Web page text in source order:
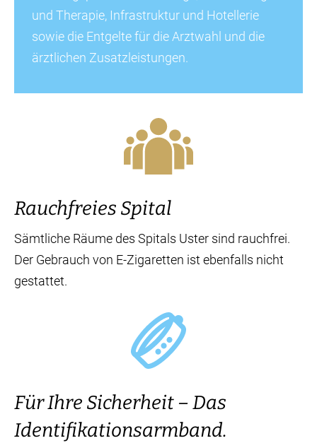
und Therapie, Infrastruktur und Hotellerie
sowie die Entgelte für die Arztwahl und die
ärztlichen Zusatzleistungen.
Rauchfreies Spital
Sämtliche Räume des Spitals Uster sind rauchfrei.
Der Gebrauch von E-Zigaretten ist ebenfalls nicht
gestattet.
Für Ihre Sicherheit – Das
Identifikationsarmband.